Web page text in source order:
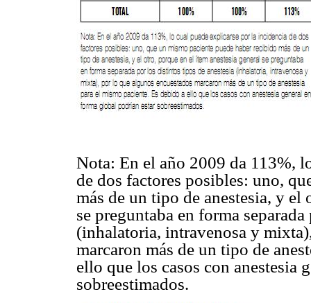
Nota: En el año 2009 da 113%,
de dos factores posibles: uno,
más de un tipo de anestesia, y el
se preguntaba en forma
(inhalatoria, intravenosa y
marcaron más de un tipo de
ello que los casos con anestesia
sobreestimados.